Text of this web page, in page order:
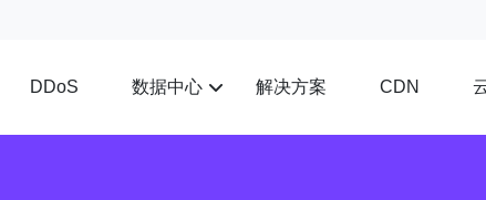
DDoS 数据中心 解决方案 CDN